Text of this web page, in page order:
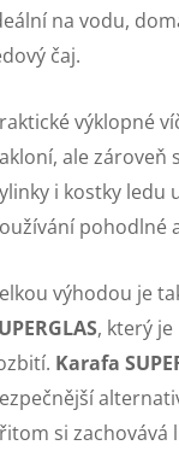
na vodu,
čaj.
výklopné
ale zároveň
i kostky ledu
pohodlné
výhodou je
, který
Karafa
si zachovává